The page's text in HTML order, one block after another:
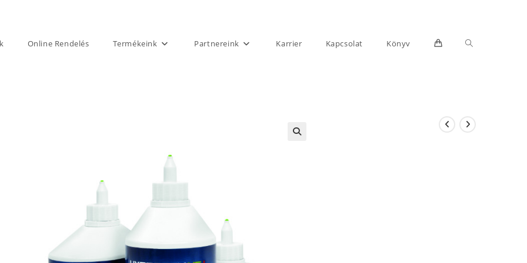
Online Rendelés Termékeink Partnereink Karrier Kapcsolat Könyv Toggle
website